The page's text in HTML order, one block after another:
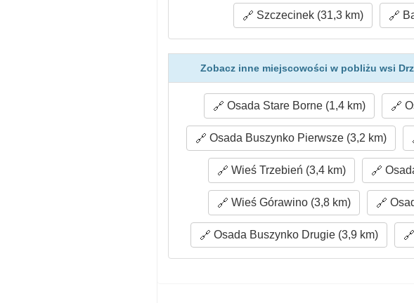
Szczecinek (31,3 km)
Zobacz inne miejscowości w pobliżu wsi
Osada Stare Borne (1,4 km)
Osada Buszynko Pierwsze (3,2 km)
Wieś Trzebień (3,4 km)
Wieś Górawino (3,8 km)
Osada Buszynko Drugie (3,9 km)